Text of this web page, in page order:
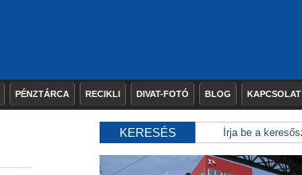
PÉNZTÁRCA RECIKLI DIVAT-FOTÓ BLOG KAPCSOLAT
KERESÉS